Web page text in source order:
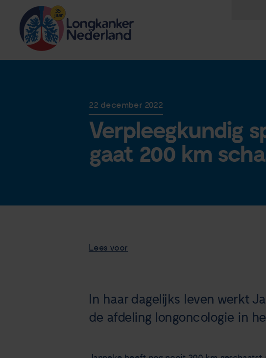
22 december 2022
Verpleegkundig
gaat 200 km
Lees voor
In haar dagelijks leven werkt
de afdeling longoncologie in